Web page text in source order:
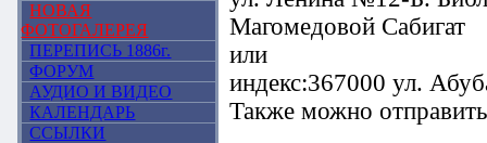
НОВАЯ
ФОТОГАЛЕРЕЯ
ПЕРЕПИСЬ 1886г.
ФОРУМ
АУДИО И ВИДЕО
КАЛЕНДАРЬ
ССЫЛКИ
Магомедовой Сабигат
или
индекс:367000 ул.
Также можно